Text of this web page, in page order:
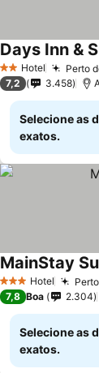
2 Estrelas
Hotel Perto
7,2 3.458
Selecione as
exatos.
3 EstrelasHotel
MainStay
7,8 Boa 2.304
Selecione as
exatos.